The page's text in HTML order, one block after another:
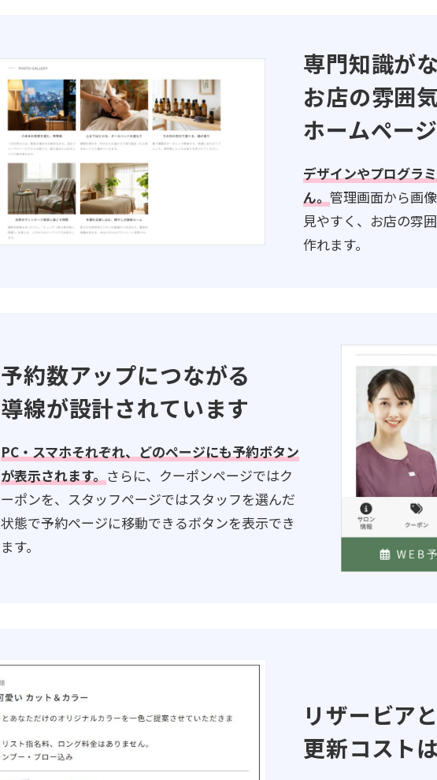
専門知識が
お店の雰囲
ホームペー
デザインやプログラ
ん。管理画面から画
見やすく、お店の雰
作れます。
予約数アップにつながる
導線が設計されています
PC・スマホそれぞれ、どのページにも予約ボタン
が表示されます。さらに、クーポンページではク
ーポンを、スタッフページではスタッフを選んだ
状態で予約ページに移動できるボタンを表示でき
ます。
リザービア
更新コスト